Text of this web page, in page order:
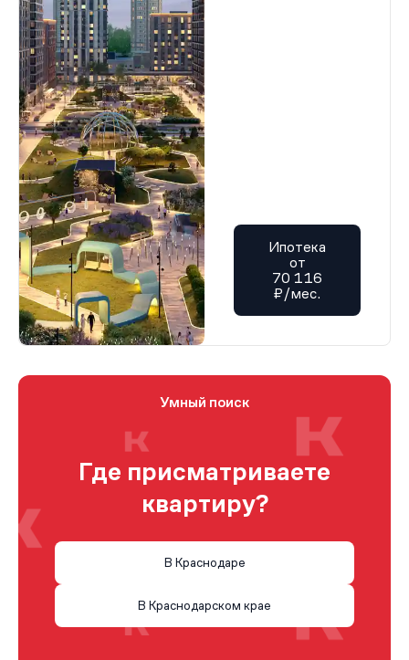
Ипотека
от
70 116
₽/мес.
Умный поиск
Где присматриваете
квартиру?
В Краснодаре
В Краснодарском крае